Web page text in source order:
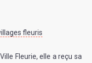
fleuris
Fleurie, elle a reçu sa